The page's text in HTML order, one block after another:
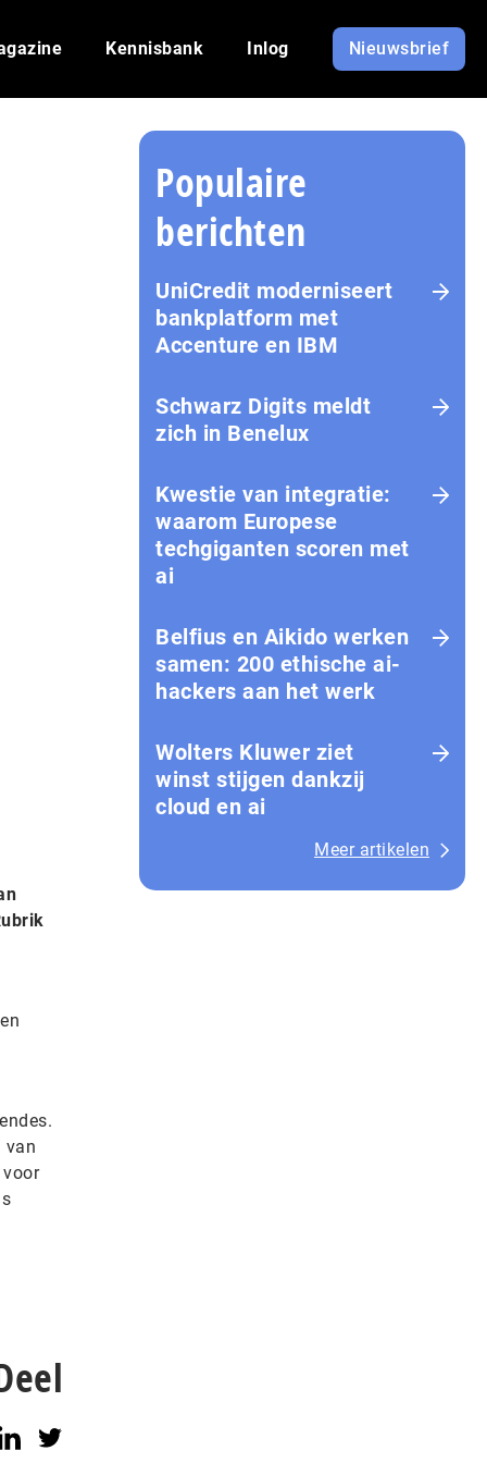
Kennisbank Inlog Nieuwsbrief
van
Populaire
berichten
UniCredit moderniseert
bankplatform met
Accenture en IBM
Schwarz Digits meldt
zich in Benelux
Kwestie van integratie:
waarom Europese
techgiganten scoren met
ai
Belfius en Aikido werken
samen: 200 ethische ai-
hackers aan het werk
Wolters Kluwer ziet
winst stijgen dankzij
cloud en ai
Meer artikelen